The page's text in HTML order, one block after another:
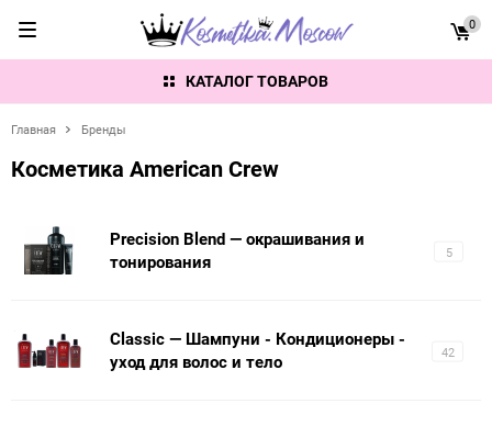
КАТАЛОГ ТОВАРОВ
0
Главная Бренды
Косметика American Crew
5
Precision Blend — окрашивания и
тонирования
42
Classic — Шампуни - Кондиционеры -
уход для волос и тело